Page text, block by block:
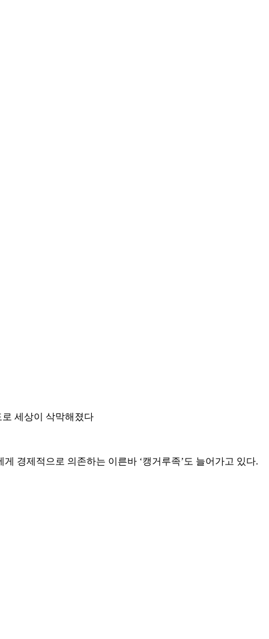
세상이 삭막해졌다
경제적으로 의존하는 이른바 ‘캥거루족’도 늘어가고 있다.